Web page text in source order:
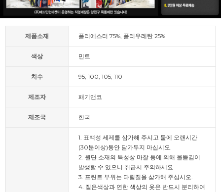
제품소재 폴리에스터 75%, 폴리우레탄 25%
색상 민트
치수 95, 100, 105, 110
제조자 패기앤코
제조국 한국
1. 표백성 세제를 삼가해 주시고 물에 오랜시간
(30분이상)동안 담가두지 마십시오.
2. 원단 소재의 특성상 마찰 등에 의해 올뜯김이
발생할 수 있으니 취급시 주의하세요.
3. 프린트 부위는 다림질을 삼가해 주십시오.
4. 짙은색상과 연한 색상의 옷은 반드시 분리하여